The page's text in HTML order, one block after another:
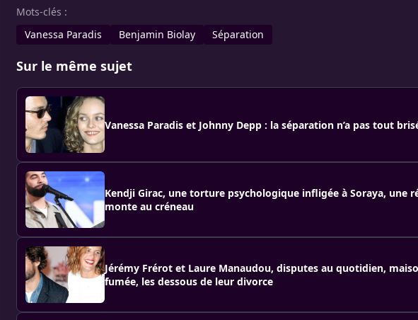
Mots-clés :
Vanessa Paradis
Benjamin Biolay Séparation
Sur le même sujet
Vanessa Paradis et Johnny Depp : la séparation n’a pas tout
Kendji Girac, une torture psychologique infligée à Soraya, une
monte au créneau
Jérémy Frérot et Laure Manaudou, disputes au quotidien,
fumée, les dessous de leur divorce